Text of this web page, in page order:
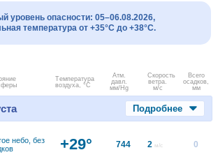
уровень опасности: 05–06.08.2026,
температура от +35°C до +38°C.
Температура
воздуха, °C
Атм.
давл.
мм/Hg
Скорость
ветра.
м/с
Всего
осадков,
мм
Подробнее
небо, без
+29° 744 2 м/с 0